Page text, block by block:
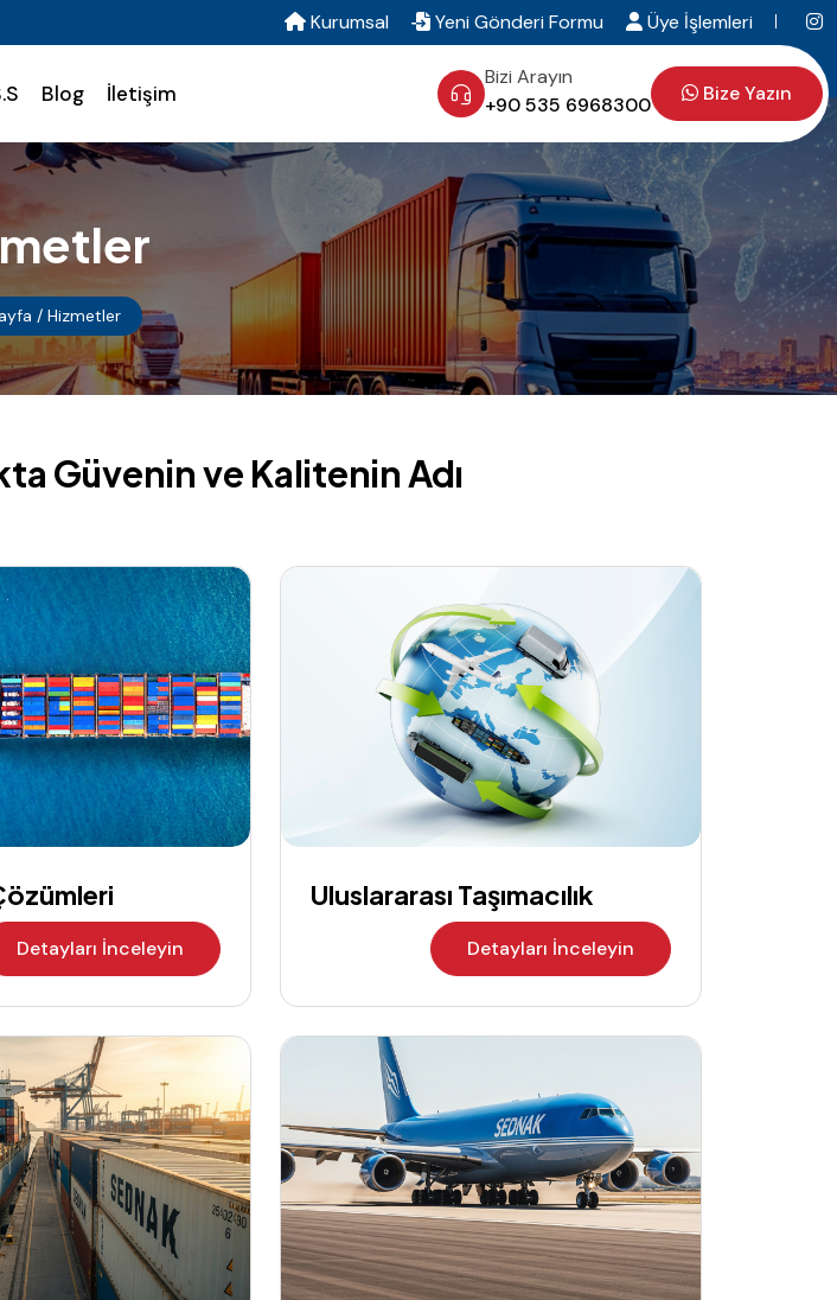
Kurumsal Yeni Gönderi Formu Üye İşlemleri
Blog İletişim
Bizi Arayın
+90 535 6968300
Bize Yazın
/ Hizmetler
Güvenin ve Kalitenin Adı
Detayları İnceleyin
Uluslararası Taşımacılık
Detayları İnceleyin